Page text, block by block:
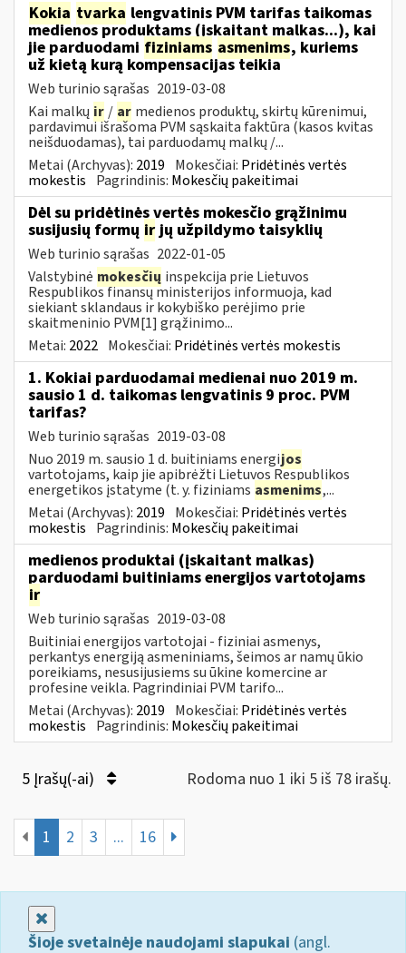
Kokia tvarka lengvatinis PVM tarifas taikomas
medienos produktams (įskaitant malkas...), kai
jie parduodami fiziniams asmenims, kuriems
už kietą kurą kompensacijas teikia
Web turinio sąrašas 2019-03-08
Kai malkų ir / ar medienos produktų, skirtų kūrenimui,
pardavimui išrašoma PVM sąskaita faktūra (kasos kvitas
neišduodamas), tai parduodamų malkų /...
Metai (Archyvas): 2019 Mokesčiai: Pridėtinės vertės
mokestis Pagrindinis: Mokesčių pakeitimai
Dėl su pridėtinės vertės mokesčio grąžinimu
susijusių formų irjų užpildymo taisyklių
Web turinio sąrašas 2022-01-05
Valstybinė mokesčių inspekcija prie Lietuvos
Respublikos finansų ministerijos informuoja, kad
siekiant sklandaus ir kokybiško perėjimo prie
skaitmeninio PVM[1] grąžinimo...
Metai: 2022 Mokesčiai: Pridėtinės vertės mokestis
1. Kokiai parduodamai medienai nuo 2019 m.
sausio 1 d. taikomas lengvatinis 9 proc. PVM
tarifas?
Web turinio sąrašas 2019-03-08
Nuo 2019 m. sausio 1 d. buitiniams energijos
vartotojams, kaip jie apibrėžti Lietuvos Respublikos
energetikos įstatyme (t. y. fiziniams asmenims,...
Metai (Archyvas): 2019 Mokesčiai: Pridėtinės vertės
mokestis Pagrindinis: Mokesčių pakeitimai
medienos produktai (įskaitant malkas)
parduodami buitiniams energijos vartotojams
ir
Web turinio sąrašas 2019-03-08
Buitiniai energijos vartotojai - fiziniai asmenys,
perkantys energiją asmeniniams, šeimos ar namų ūkio
poreikiams, nesusijusiems su ūkine komercine ar
profesine veikla. Pagrindiniai PVM tarifo...
Metai (Archyvas): 2019 Mokesčiai: Pridėtinės vertės
mokestis Pagrindinis: Mokesčių pakeitimai
5 Įrašų(-ai) Rodoma nuo 1 iki 5 iš 78 irašų.
1 2 3 ... 16
Šioje svetainėje naudojami slapukai (angl.